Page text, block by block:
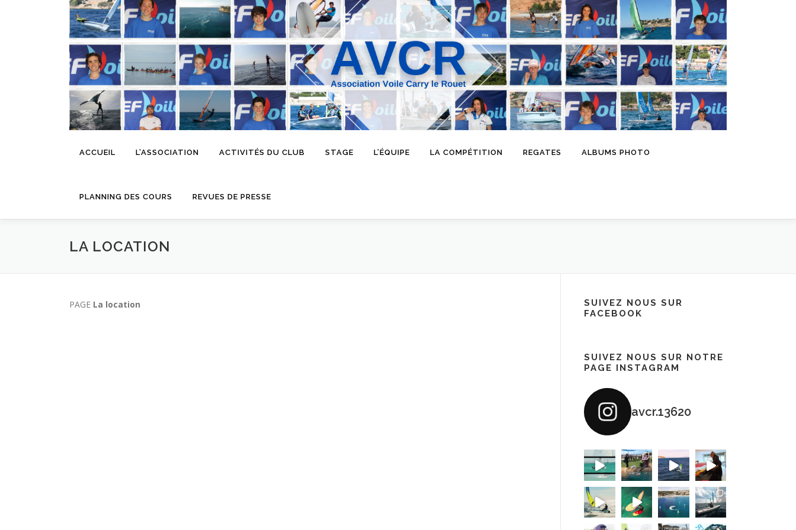
ACCUEIL L’ASSOCIATION ACTIVITÉS DU CLUB STAGE L’ÉQUIPE LA COMPÉTITION REGATES ALBUMS PHOTO
PLANNING DES COURS REVUES DE PRESSE
LA LOCATION
PAGE La location
SUIVEZ NOUS SUR
FACEBOOK
SUIVEZ NOUS SUR NOTRE
PAGE INSTAGRAM
avcr.13620